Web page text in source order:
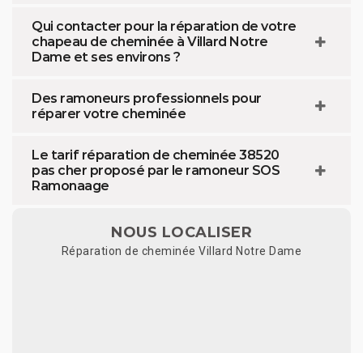
Qui contacter pour la réparation de votre
chapeau de cheminée à Villard Notre
Dame et ses environs ?
Des ramoneurs professionnels pour
réparer votre cheminée
Le tarif réparation de cheminée 38520
pas cher proposé par le ramoneur SOS
Ramonaage
NOUS LOCALISER
Réparation de cheminée Villard Notre Dame